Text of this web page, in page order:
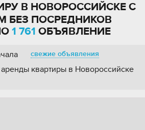
В НОВОРОССИЙСКЕ С
БЕЗ ПОСРЕДНИКОВ
1 761 ОБЪЯВЛЕНИЕ
свежие объявления
квартиры в Новороссийске